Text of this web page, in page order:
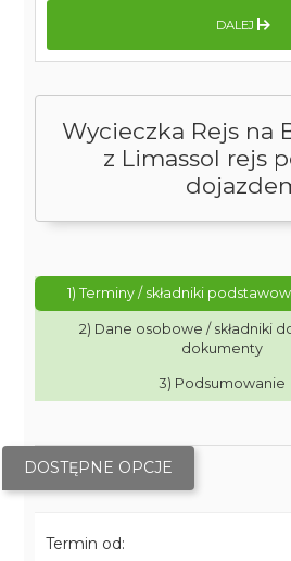
Wycieczka Rejs na
z Limassol rejs
1) Terminy / składniki
2) Dane osobowe / składniki
dokumenty
3) Podsumowanie
DOSTĘPNE OPCJE
Termin od:
DALEJ